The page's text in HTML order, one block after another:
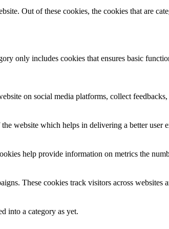
Out of these cookies, the cookies that are
only includes cookies that ensures basic
on social media platforms, collect
website which helps in delivering a better user
help provide information on metrics the
These cookies track visitors across
into a category as yet.